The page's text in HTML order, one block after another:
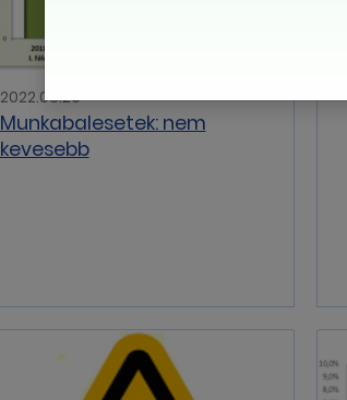
2022.08.29
Munkabalesetek: nem
kevesebb